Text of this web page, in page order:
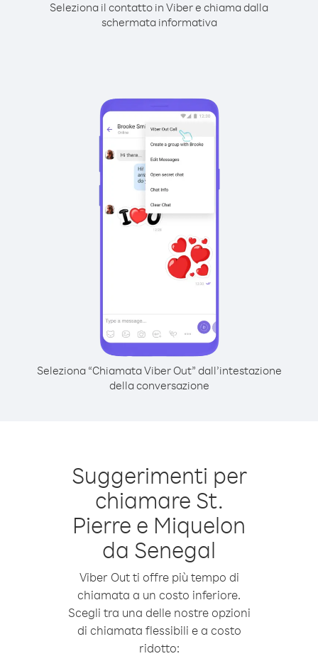
Seleziona il contatto in Viber e chiama dalla
schermata informativa
Seleziona “Chiamata Viber Out” dall’intestazione
della conversazione
Suggerimenti per
chiamare St.
Pierre e Miquelon
da Senegal
Viber Out ti offre più tempo di
chiamata a un costo inferiore.
Scegli tra una delle nostre opzioni
di chiamata flessibili e a costo
ridotto: